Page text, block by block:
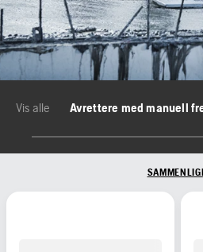
Vis alle Avrettere med manuell